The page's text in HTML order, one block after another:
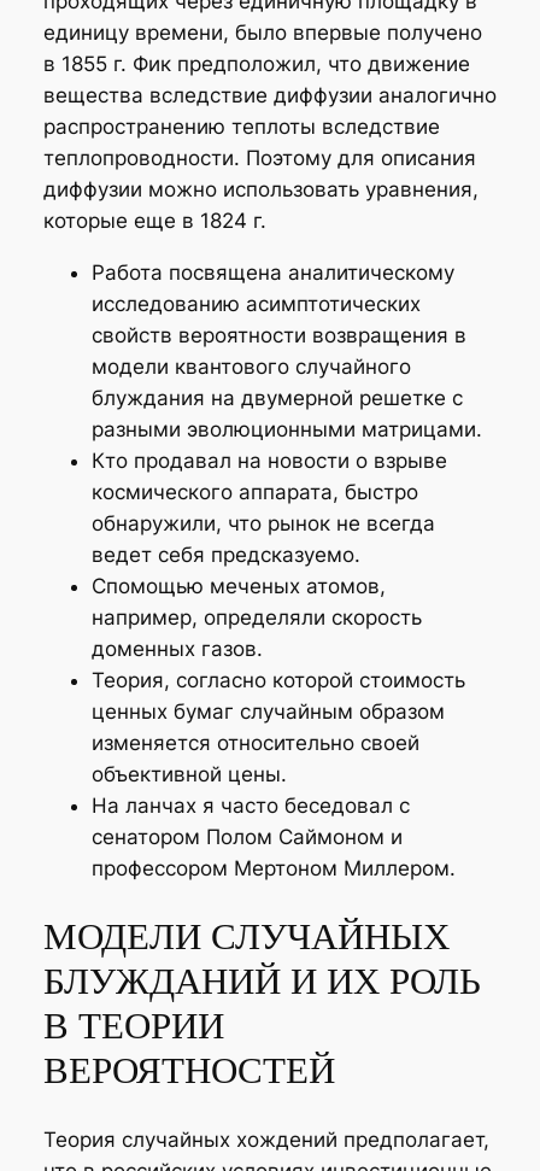
единицу времени, было впервые получено
в 1855 г. Фик предположил, что движение
вещества вследствие диффузии аналогично
распространению теплоты вследствие
теплопроводности. Поэтому для описания
диффузии можно использовать уравнения,
которые еще в 1824 г.
Работа посвящена аналитическому
исследованию асимптотических
свойств вероятности возвращения в
модели квантового случайного
блуждания на двумерной решетке с
разными эволюционными матрицами.
Кто продавал на новости о взрыве
космического аппарата, быстро
обнаружили, что рынок не всегда
ведет себя предсказуемо.
Спомощью меченых атомов,
например, определяли скорость
доменных газов.
Теория, согласно которой стоимость
ценных бумаг случайным образом
изменяется относительно своей
объективной цены.
На ланчах я часто беседовал с
сенатором Полом Саймоном и
профессором Мертоном Миллером.
МОДЕЛИ СЛУЧАЙНЫХ
БЛУЖДАНИЙ И ИХ РОЛЬ
В ТЕОРИИ
ВЕРОЯТНОСТЕЙ
Теория случайных хождений предполагает,